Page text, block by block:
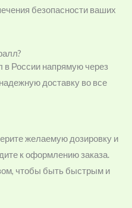
безопасности ваших
России напрямую через
доставку во все
желаемую дозировку и
к оформлению заказа.
чтобы быть быстрым и